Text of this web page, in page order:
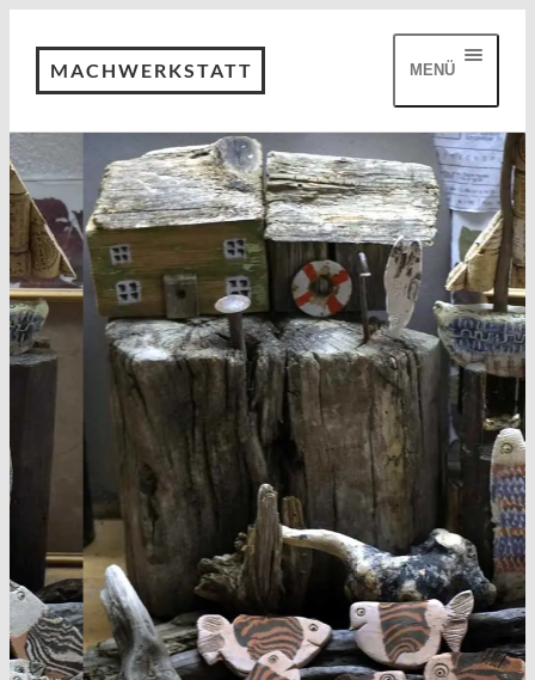
MACHWERKSTATT MENÜ